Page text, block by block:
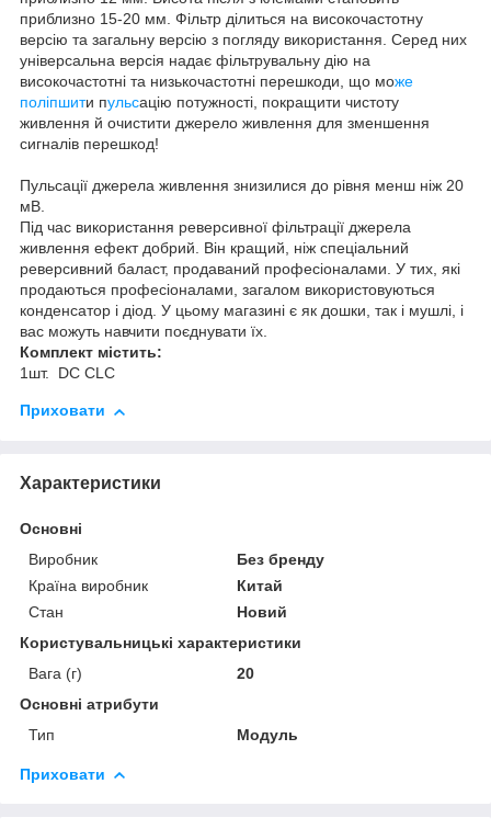
приблизно 15-20 мм. Фільтр ділиться на високочастотну
версію та загальну версію з погляду використання. Серед них
універсальна версія надає фільтрувальну дію на
високочастотні та низькочастотні перешкоди, що може
поліпшити пульсацію потужності, покращити чистоту
живлення й очистити джерело живлення для зменшення
сигналів перешкод!
Пульсації джерела живлення знизилися до рівня менш ніж 20
мВ.
Під час використання реверсивної фільтрації джерела
живлення ефект добрий. Він кращий, ніж спеціальний
реверсивний баласт, продаваний професіоналами. У тих, які
продаються професіоналами, загалом використовуються
конденсатор і діод. У цьому магазині є як дошки, так і мушлі, і
вас можуть навчити поєднувати їх.
Комплект містить:
1шт. DC CLC
Приховати
Характеристики
Основні
Виробник
Без бренду
Країна виробник
Китай
Стан
Новий
Користувальницькі характеристики
Вага (г)
20
Основні атрибути
Тип
Модуль
Приховати